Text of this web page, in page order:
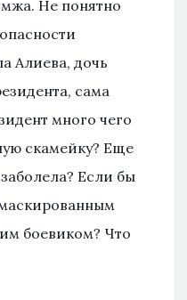
Не понятно
Алиева, дочь
сама
много чего
скамейку? Еще
Если бы
боевиком? Что